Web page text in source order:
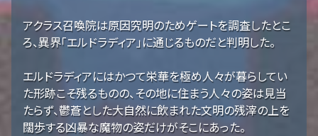
アクラス召喚院は原因究明のためゲートを調査したとこ
ろ、異界「エルドラディア」に通じるものだと判明した。
エルドラディアにはかつて栄華を極め人々が暮らしてい
た形跡こそ残るものの、その地に住まう人々の姿は見当
たらず、鬱蒼とした大自然に飲まれた文明の残滓の上を
闊歩する凶暴な魔物の姿だけがそこにあった。